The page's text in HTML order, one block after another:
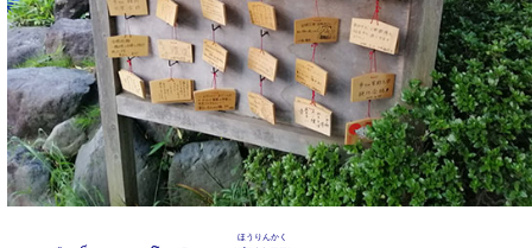
ほうりんかく